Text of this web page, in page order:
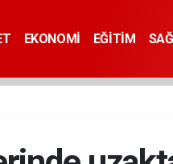
EKONOMİ EĞİTİM